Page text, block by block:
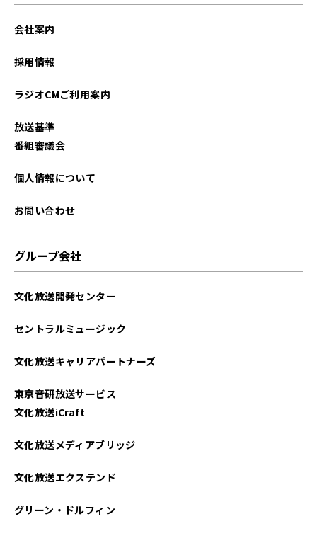
会社案内
採用情報
ラジオCMご利用案内
放送基準
番組審議会
個人情報について
お問い合わせ
グループ会社
文化放送開発センター
セントラルミュージック
文化放送キャリアパートナーズ
東京音研放送サービス
文化放送iCraft
文化放送メディアブリッジ
文化放送エクステンド
グリーン・ドルフィン